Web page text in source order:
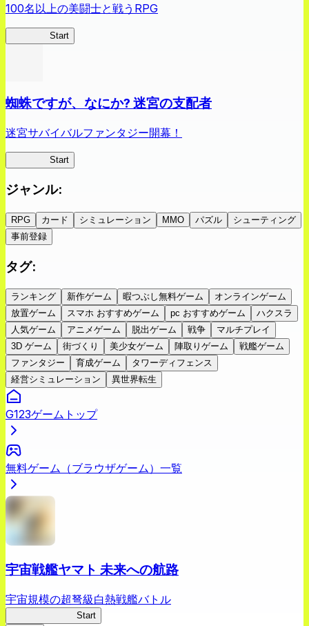
100名以上の美闘士と戦うRPG
Start
蜘蛛ですが、なにか? 迷宮の支配者
迷宮サバイバルファンタジー開幕！
Start
ジャンル:
RPG カード シミュレーション MMO パズル
シューティング
事前登録
タグ:
ランキング 新作ゲーム 暇つぶし無料ゲーム
オンラインゲーム
放置ゲーム
スマホ おすすめゲーム pc おすすめゲーム
ハクスラ
人気ゲーム
アニメゲーム 脱出ゲーム 戦争
マルチプレイ
3D ゲーム
街づくり 美少女ゲーム 陣取りゲーム
戦艦ゲーム
ファンタジー
育成ゲーム
タワーディフェンス
経営シミュレーション
異世界転生
G123ゲームトップ
無料ゲーム（ブラウザゲーム）一覧
宇宙戦艦ヤマト 未来への航路
宇宙規模の超弩級白熱戦艦バトル
Start